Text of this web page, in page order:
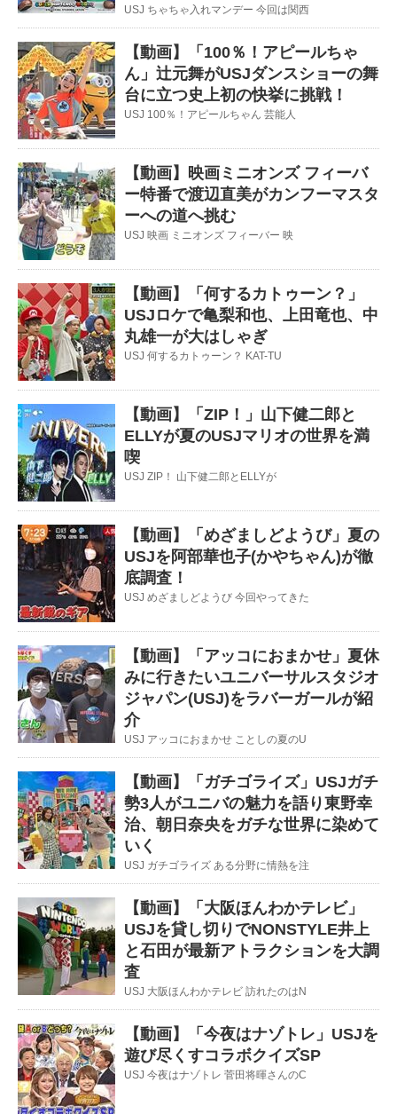
USJ ちゃちゃ入れマンデー 今回は関西
【動画】「100％！アピールちゃ
ん」辻元舞がUSJダンスショーの舞
台に立つ史上初の快挙に挑戦！
USJ 100％！アピールちゃん 芸能人
【動画】映画ミニオンズ フィーバ
ー特番で渡辺直美がカンフーマスタ
ーへの道へ挑む
USJ 映画 ミニオンズ フィーバー 映
【動画】「何するカトゥーン？」
USJロケで亀梨和也、上田竜也、中
丸雄一が大はしゃぎ
USJ 何するカトゥーン？ KAT-TU
【動画】「ZIP！」山下健二郎と
ELLYが夏のUSJマリオの世界を満
喫
USJ ZIP！ 山下健二郎とELLYが
【動画】「めざましどようび」夏の
USJを阿部華也子(かやちゃん)が徹
底調査！
USJ めざましどようび 今回やってきた
【動画】「アッコにおまかせ」夏休
みに行きたいユニバーサルスタジオ
ジャパン(USJ)をラバーガールが紹
介
USJ アッコにおまかせ ことしの夏のU
【動画】「ガチゴライズ」USJガチ
勢3人がユニバの魅力を語り東野幸
治、朝日奈央をガチな世界に染めて
いく
USJ ガチゴライズ ある分野に情熱を注
【動画】「大阪ほんわかテレビ」
USJを貸し切りでNONSTYLE井上
と石田が最新アトラクションを大調
査
USJ 大阪ほんわかテレビ 訪れたのはN
【動画】「今夜はナゾトレ」USJを
遊び尽くすコラボクイズSP
USJ 今夜はナゾトレ 菅田将暉さんのC